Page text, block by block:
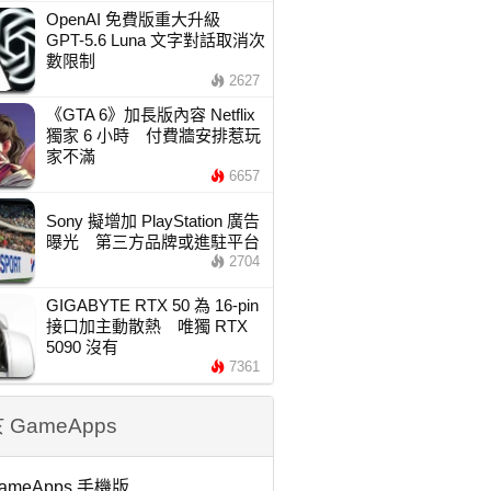
OpenAI 免費版重大升級
GPT-5.6 Luna 文字對話取消次
數限制
2627
《GTA 6》加長版內容 Netflix
獨家 6 小時 付費牆安排惹玩
家不滿
6657
Sony 擬增加 PlayStation 廣告
曝光 第三方品牌或進駐平台
2704
GIGABYTE RTX 50 為 16-pin
接口加主動散熱 唯獨 RTX
5090 沒有
7361
GameApps
手機版